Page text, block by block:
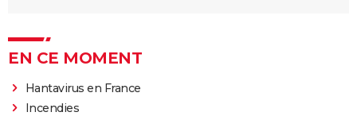
EN CE MOMENT
Hantavirus en France
Incendies